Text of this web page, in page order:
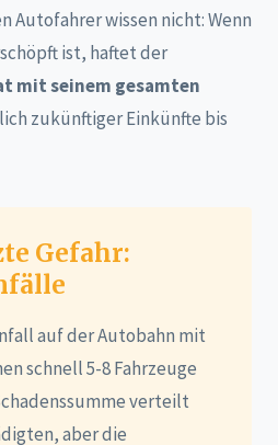
Autofahrer wissen nicht: Wenn
ist, haftet der
mit seinem gesamten
zukünftiger Einkünfte bis
Gefahr:
auf der Autobahn mit
schnell 5-8 Fahrzeuge
verteilt
aber die